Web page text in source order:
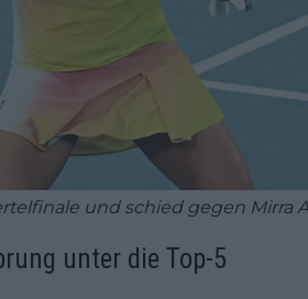
und schied gegen Mirra
unter die Top-5